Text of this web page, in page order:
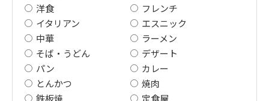
洋食
フレンチ
イタリアン
エスニック
中華
ラーメン
そば・うどん
デザート
パン
カレー
とんかつ
焼肉
鉄板焼
定食屋